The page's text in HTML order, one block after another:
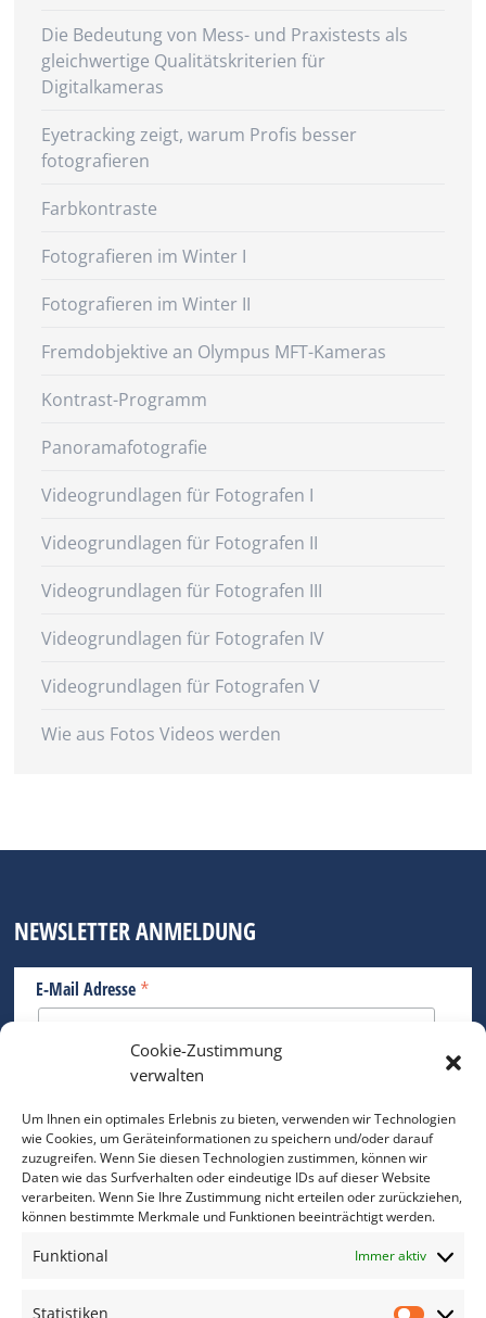
Cookie-Zustimmung
verwalten
Um Ihnen ein optimales Erlebnis zu bieten, verwenden wir Technologien
wie Cookies, um Geräteinformationen zu speichern und/oder darauf
zuzugreifen. Wenn Sie diesen Technologien zustimmen, können wir
Daten wie das Surfverhalten oder eindeutige IDs auf dieser Website
verarbeiten. Wenn Sie Ihre Zustimmung nicht erteilen oder zurückziehen,
können bestimmte Merkmale und Funktionen beeinträchtigt werden.
Funktional Immer aktiv
Statistiken
Die Bedeutung von Mess- und Praxistests als
gleichwertige Qualitätskriterien für
Digitalkameras
Eyetracking zeigt, warum Profis besser
fotografieren
Farbkontraste
Fotografieren im Winter I
Fotografieren im Winter II
Fremdobjektive an Olympus MFT-Kameras
Kontrast-Programm
Panoramafotografie
Videogrundlagen für Fotografen I
Videogrundlagen für Fotografen II
Videogrundlagen für Fotografen III
Videogrundlagen für Fotografen IV
Videogrundlagen für Fotografen V
Wie aus Fotos Videos werden
NEWSLETTER ANMELDUNG
E-Mail Adresse *
Bitte geben Sie Ihre E-Mail Adresse ein.
*